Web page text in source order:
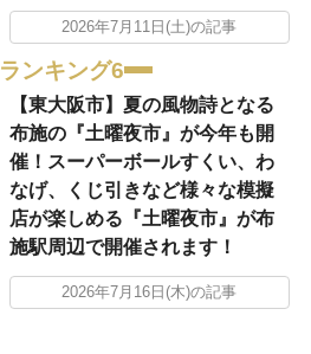
2026年7月11日(土)の記事
ランキング6
【東大阪市】夏の風物詩となる
布施の『土曜夜市』が今年も開
催！スーパーボールすくい、わ
なげ、くじ引きなど様々な模擬
店が楽しめる『土曜夜市』が布
施駅周辺で開催されます！
2026年7月16日(木)の記事